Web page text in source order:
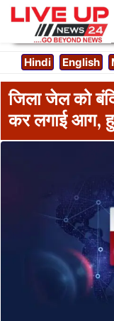
Hindi English
जिला जेल को
कर लगाई आग,